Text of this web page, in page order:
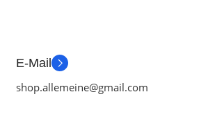
E-Mail
shop.allemeine@gmail.com